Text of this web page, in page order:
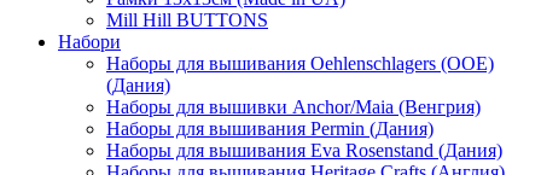
Mill Hill BUTTONS
Набори
Наборы для вышивания Oehlenschlagers (OOE)
(Дания)
Наборы для вышивки Anchor/Maia (Венгрия)
Наборы для вышивания Permin (Дания)
Наборы для вышивания Eva Rosenstand (Дания)